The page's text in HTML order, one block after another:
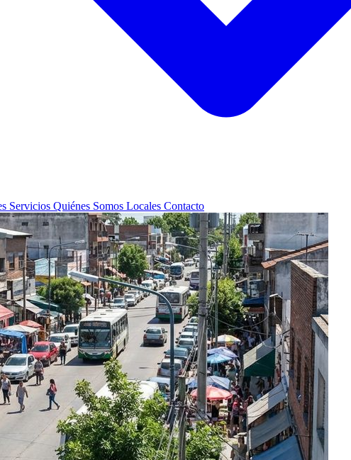
Servicios Quiénes Somos Locales Contacto